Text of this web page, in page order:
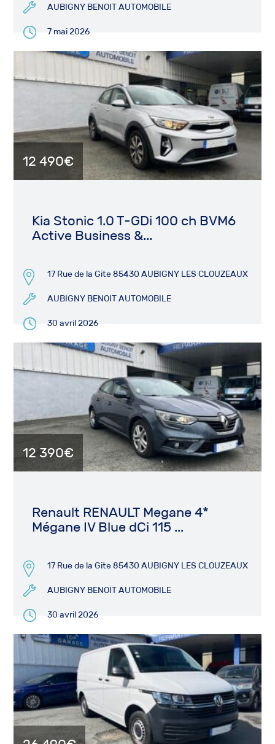
AUBIGNY BENOIT AUTOMOBILE
7 mai 2026
12 490€
Kia Stonic 1.0 T-GDi 100 ch BVM6
Active Business &...
17 Rue de la Gite 85430 AUBIGNY LES CLOUZEAUX
AUBIGNY BENOIT AUTOMOBILE
30 avril 2026
12 390€
Renault RENAULT Megane 4*
Mégane IV Blue dCi 115 ...
17 Rue de la Gite 85430 AUBIGNY LES CLOUZEAUX
AUBIGNY BENOIT AUTOMOBILE
30 avril 2026